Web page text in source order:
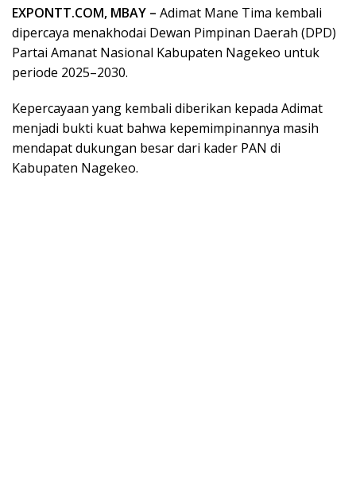
EXPONTT.COM, MBAY – Adimat Mane Tima kembali
dipercaya menakhodai Dewan Pimpinan Daerah (DPD)
Partai Amanat Nasional Kabupaten Nagekeo untuk
periode 2025–2030.
Kepercayaan yang kembali diberikan kepada Adimat
menjadi bukti kuat bahwa kepemimpinannya masih
mendapat dukungan besar dari kader PAN di
Kabupaten Nagekeo.